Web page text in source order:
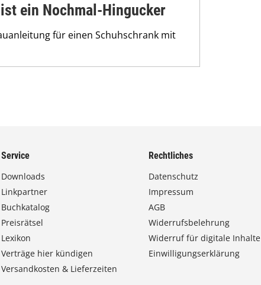
ein Nochmal-Hingucker
für einen Schuhschrank mit
Service
Downloads
Linkpartner
Buchkatalog
Preisrätsel
Lexikon
Verträge hier kündigen
Versandkosten & Lieferzeiten
Rechtliches
Datenschutz
Impressum
AGB
Widerrufsbelehrung
Widerruf für digitale Inhalte
Einwilligungserklärung